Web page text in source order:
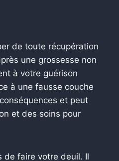
de toute récupération
une grossesse non
à votre guérison
à une fausse couche
et peut
et des soins pour
de faire votre deuil. Il